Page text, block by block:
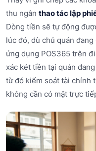
thu ngân thao tác lập
Dòng tiền sẽ tự động
lúc đó, dù chủ quán
ứng dụng POS365 trên
xác két tiền tại quán
từ đó kiểm soát tài chính
không cần có mặt trực